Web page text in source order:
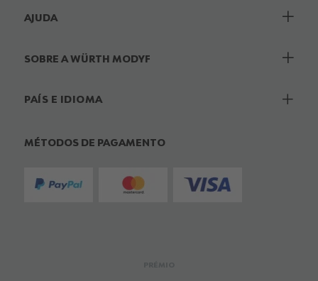
AJUDA
SOBRE A WÜRTH MODYF
PAÍS E IDIOMA
MÉTODOS DE PAGAMENTO